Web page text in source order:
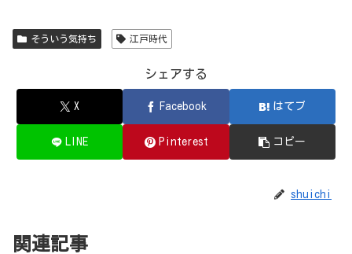
そういう気持ち 江戸時代
シェアする
X Facebook はてブ
LINE Pinterest コピー
shuichi
関連記事